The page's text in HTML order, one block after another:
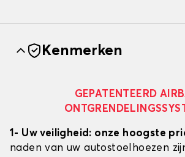
Kenmerken
GEPATENTEERD
1- Uw veiligheid: onze hoogste
naden van uw autostoelhoezen